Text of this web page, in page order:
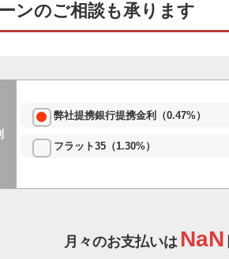
ンのご相談も承ります
弊社提携銀行提携金利（0.47%）
フラット35（1.30%）
月々のお支払いは NaN